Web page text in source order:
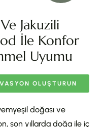
Jakuzili
İle Konfor
Uyumu
OLUŞTURUN
doğası ve
son yıllarda doğa ile iç